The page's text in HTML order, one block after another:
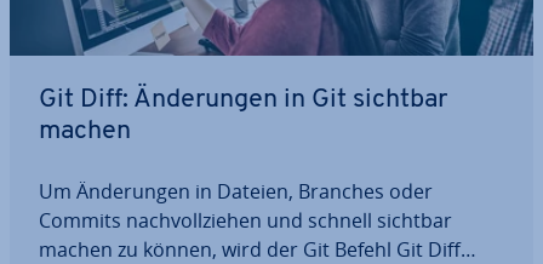
Git Diff: Än­de­run­gen in Git sichtbar
machen
Um Än­de­run­gen in Dateien, Branches oder
Commits nach­voll­zie­hen und schnell sichtbar
machen zu können, wird der Git Befehl Git Diff